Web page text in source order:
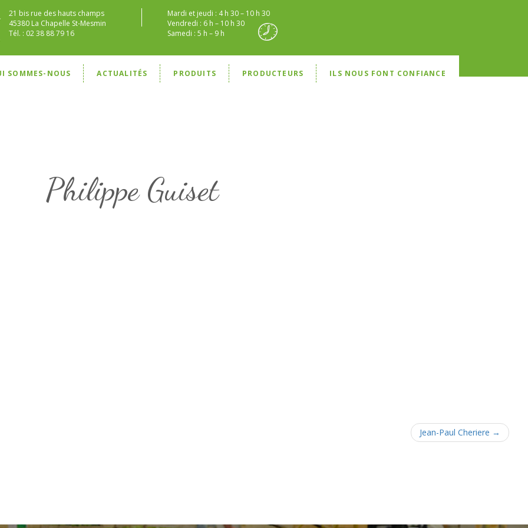
21 bis rue des hauts champs
45380 La Chapelle St-Mesmin
Tél. : 02 38 88 79 16
Mardi et jeudi : 4 h 30 – 10 h 30
Vendredi : 6 h – 10 h 30
Samedi : 5 h – 9 h
SOMMES-NOUS ACTUALITÉS PRODUITS PRODUCTEURS ILS NOUS FONT CONFIANCE
Philippe Guiset
Jean-Paul Cheriere →